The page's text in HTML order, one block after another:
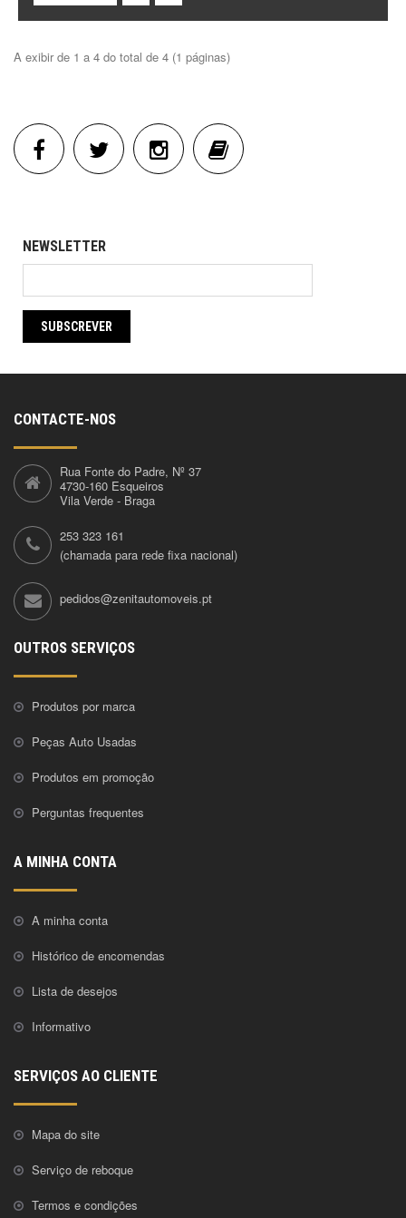
A exibir de 1 a 4 do total de 4 (1 páginas)
NEWSLETTER
SUBSCREVER
CONTACTE-NOS
Rua Fonte do Padre, Nº 37
4730-160 Esqueiros
Vila Verde - Braga
253 323 161
(chamada para rede fixa nacional)
pedidos@zenitautomoveis.pt
OUTROS SERVIÇOS
Produtos por marca
Peças Auto Usadas
Produtos em promoção
Perguntas frequentes
A MINHA CONTA
A minha conta
Histórico de encomendas
Lista de desejos
Informativo
SERVIÇOS AO CLIENTE
Mapa do site
Serviço de reboque
Termos e condições